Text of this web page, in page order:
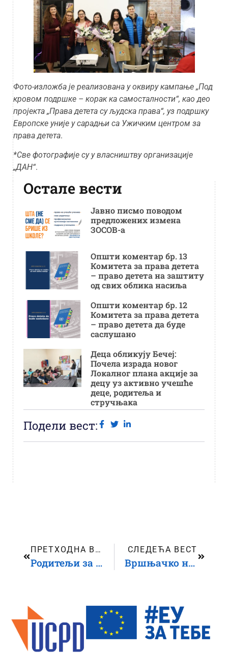
Фото-изложба је реализована у оквиру кампање „Под
кровом подршке – корак ка самосталности“, као део
пројекта „Права детета су људска права“, уз подршку
Европске уније у сарадњи са Ужичким центром за
права детета.
*Све фотографије су у власништву организације
„ДАН“.
Остале вести
Јавно писмо поводом
предложених измена
ЗОСОВ-а
Општи коментар бр. 13
Комитета за права детета
– право детета на заштиту
од свих облика насиља
Општи коментар бр. 12
Комитета за права детета
– право детета да буде
саслушано
Деца обликују Бечеј:
Почела израда новог
Локалног плана акције за
децу уз активно учешће
деце, родитеља и
стручњака
Подели вест:
ПРЕТХОДНА ВЕСТ
Родитељи за дечија права – „Родитељ-неговатељ“
СЛЕДЕЋА ВЕСТ
Вршњачко насиље: Проблем у понашању или дечји сигнал за помоћ?